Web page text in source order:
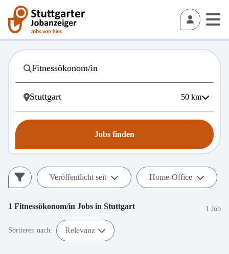
50 km
Jobs finden
Veröffentlicht seit Home-Office
1 Fitnessökonom/in Jobs in Stuttgart 1 Job
Sortieren nach: Relevanz